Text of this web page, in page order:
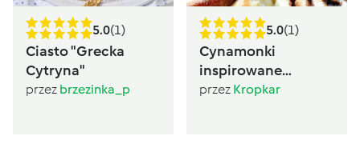
5.0(1)
Ciasto "Grecka
Cytryna"
przez brzezinka_p
5.0(1)
Cynamonki
inspirowane
Sugarlady
przez Kropkar